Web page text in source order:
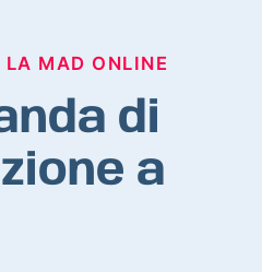
MAD ONLINE
di
a